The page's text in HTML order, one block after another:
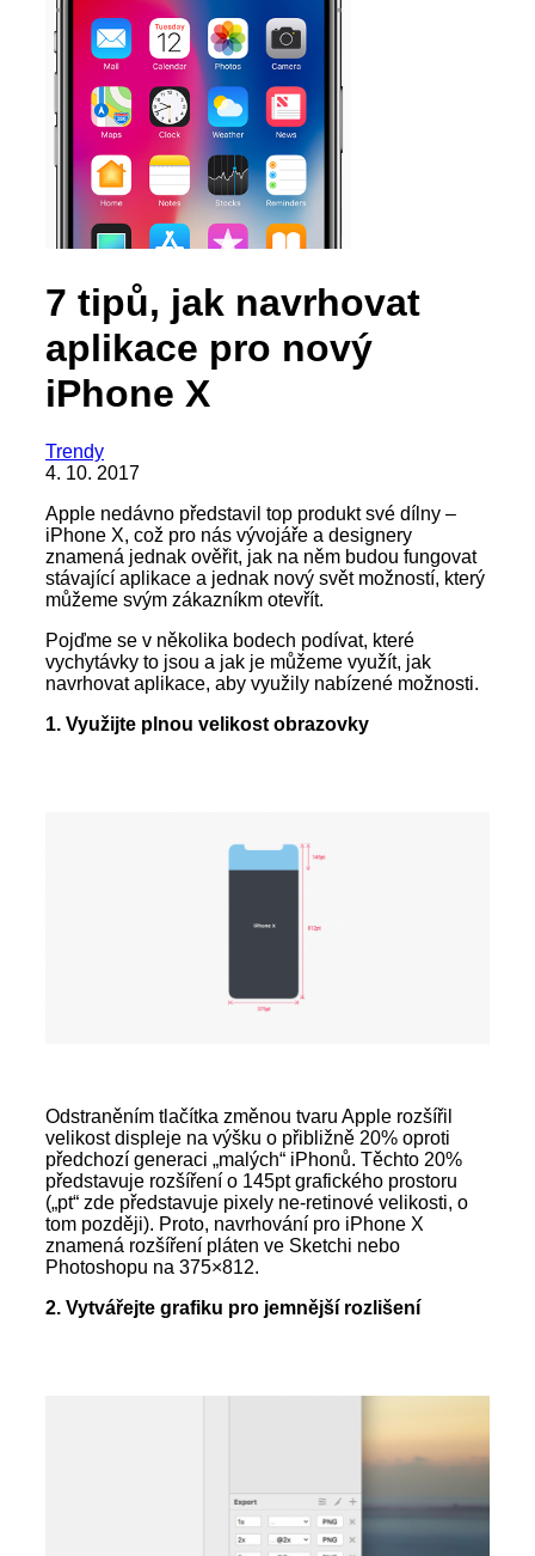
7 tipů, jak navrhovat
aplikace pro nový
iPhone X
Trendy
4. 10. 2017
Apple nedávno představil top produkt své dílny –
iPhone X, což pro nás vývojáře a designery
znamená jednak ověřit, jak na něm budou fungovat
stávající aplikace a jednak nový svět možností, který
můžeme svým zákazníkm otevřít.
Pojďme se v několika bodech podívat, které
vychytávky to jsou a jak je můžeme využít, jak
navrhovat aplikace, aby využily nabízené možnosti.
1. Využijte plnou velikost obrazovky
Odstraněním tlačítka změnou tvaru Apple rozšířil
velikost displeje na výšku o přibližně 20% oproti
předchozí generaci „malých“ iPhonů. Těchto 20%
představuje rozšíření o 145pt grafického prostoru
(„pt“ zde představuje pixely ne-retinové velikosti, o
tom později). Proto, navrhování pro iPhone X
znamená rozšíření pláten ve Sketchi nebo
Photoshopu na 375×812.
2. Vytvářejte grafiku pro jemnější rozlišení